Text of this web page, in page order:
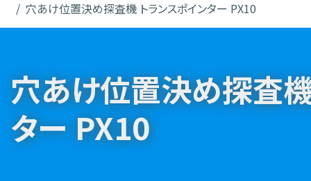
穴あけ位置決め探査機 トランスポインター PX10
穴あけ位置決め探査
ター PX10